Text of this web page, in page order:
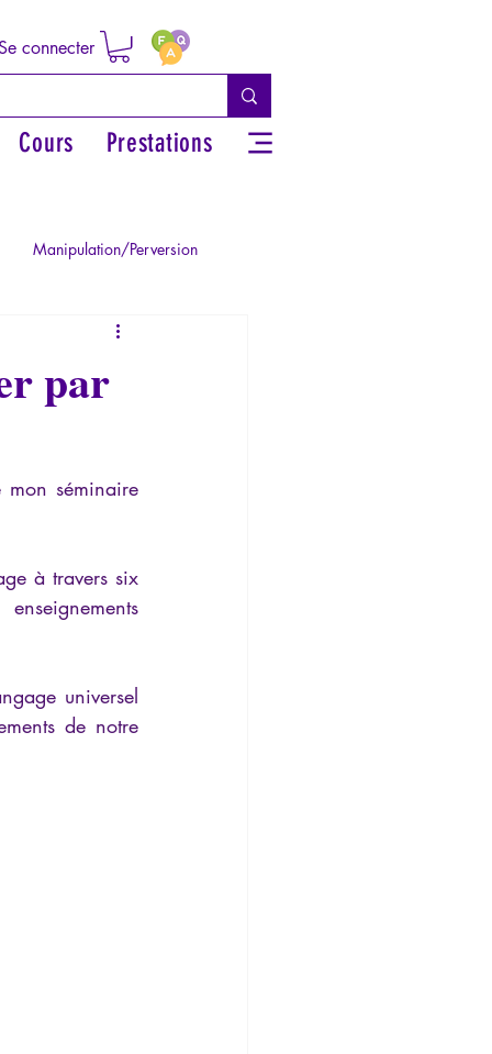
connecter
Cours Prestations
Manipulation/Perversion
par
séminaire
à travers six
universel
de notre